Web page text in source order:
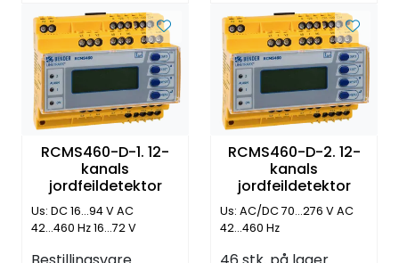
RCMS460-D-1. 12-
kanals
jordfeildetektor
Us: DC 16...94 V AC
42...460 Hz 16...72 V
RCMS460-D-2. 12-
kanals
jordfeildetektor
Us: AC/DC 70...276 V AC
42...460 Hz